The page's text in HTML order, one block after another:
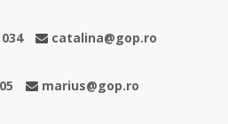
catalina@gop.ro
marius@gop.ro